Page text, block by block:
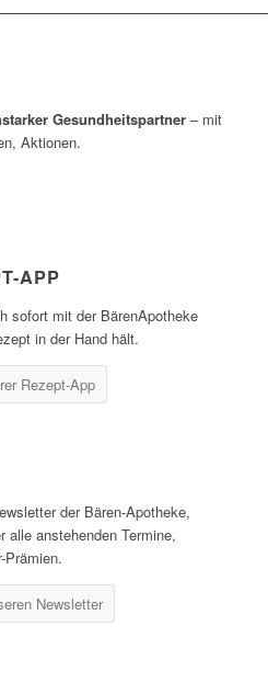
Gesundheitspartner– mit
Aktionen.
APP
sofort mit der BärenApotheke
in der Hand hält.
Rezept-App
der Bären-Apotheke,
alle anstehenden Termine,
Prämien.
Newsletter